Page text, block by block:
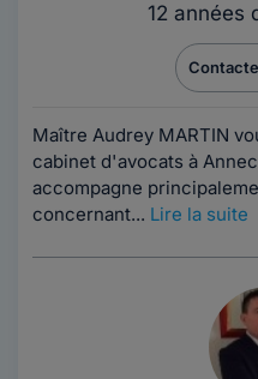
12 années
Maître Audrey MARTIN
cabinet d'avocats à
accompagne
concernant... Lire la suite